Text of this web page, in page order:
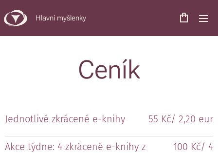
Hlavní myšlenky
Ceník
Jednotlivé zkrácené e-knihy 55 Kč/ 2,20 eur
Akce týdne: 4 zkrácené e-knihy z
100 Kč/ 4